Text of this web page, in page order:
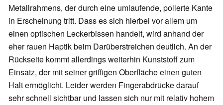
Metallrahmens, der durch eine umlaufende, polierte Kante
in Erscheinung tritt. Dass es sich hierbei vor allem um
einen optischen Leckerbissen handelt, wird anhand der
eher rauen Haptik beim Darüberstreichen deutlich. An der
Rückseite kommt allerdings weiterhin Kunststoff zum
Einsatz, der mit seiner griffigen Oberfläche einen guten
Halt ermöglicht. Leider werden Fingerabdrücke darauf
sehr schnell sichtbar und lassen sich nur mit relativ hohem